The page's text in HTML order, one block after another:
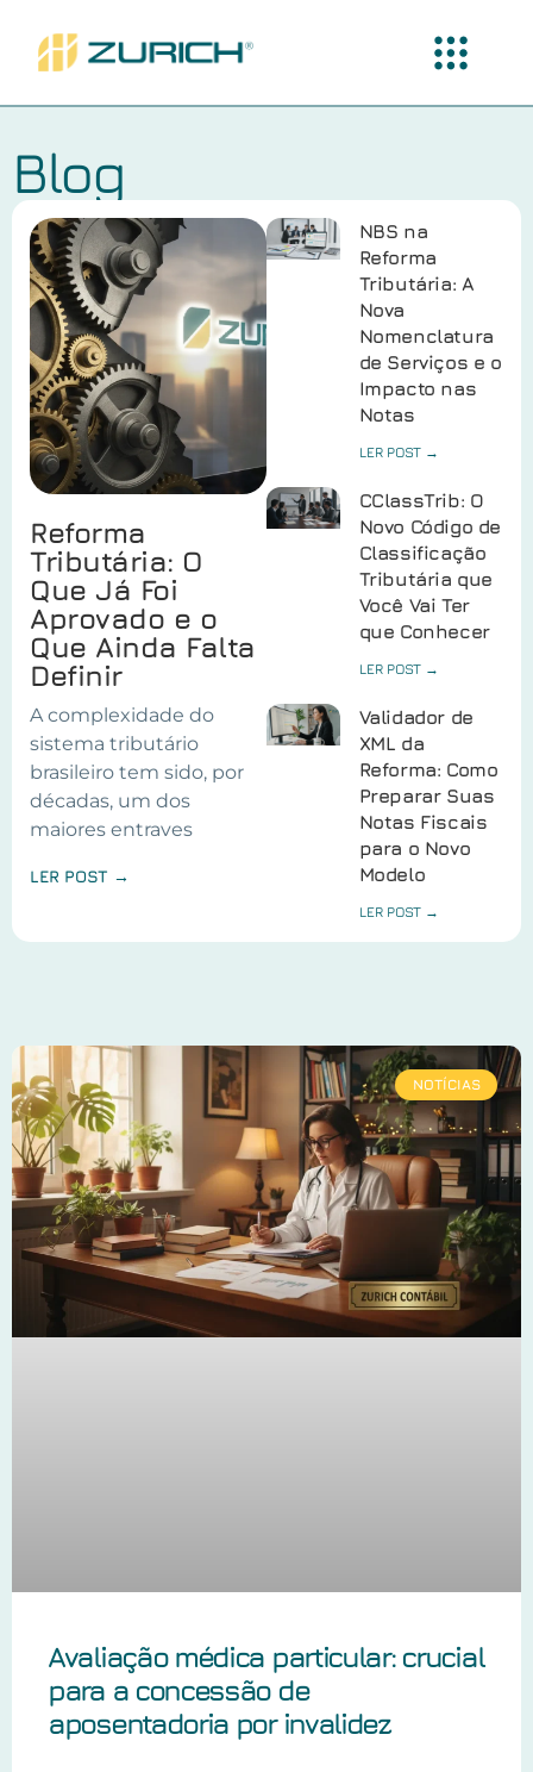
Blog
Reforma
Tributária: O
Que Já Foi
Aprovado e o
Que Ainda Falta
Definir
A complexidade do
sistema tributário
brasileiro tem sido, por
décadas, um dos
maiores entraves
LER POST →
NBS na
Reforma
Tributária: A
Nova
Nomenclatura
de Serviços e o
Impacto nas
Notas
LER POST →
CClassTrib: O
Novo Código de
Classificação
Tributária que
Você Vai Ter
que Conhecer
LER POST →
Validador de
XML da
Reforma: Como
Preparar Suas
Notas Fiscais
para o Novo
Modelo
LER POST →
NOTÍCIAS
Avaliação médica particular: crucial
para a concessão de
aposentadoria por invalidez